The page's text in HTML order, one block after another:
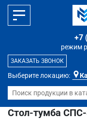
Выберите локацию:
режим
+7
ЗАКАЗАТЬ ЗВОНОК
Стол-тумба